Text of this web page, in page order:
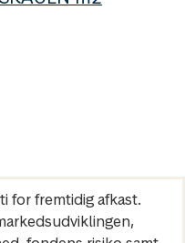
for fremtidig afkast.